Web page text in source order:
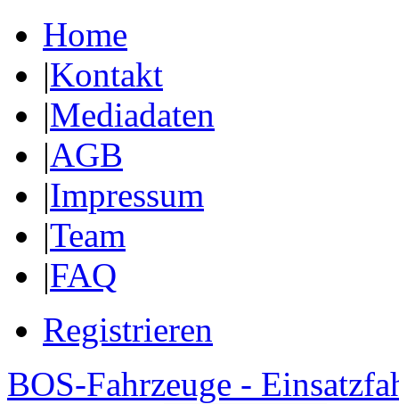
Home
|Kontakt
|Mediadaten
|AGB
|Impressum
|Team
|FAQ
Registrieren
BOS-Fahrzeuge -